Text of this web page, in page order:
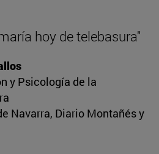
hoy de telebasura"
y Psicología de la
Navarra, Diario Montañés y